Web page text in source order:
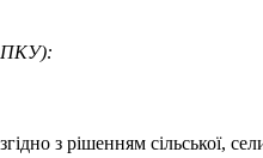
ПКУ):
з рішенням сільської,